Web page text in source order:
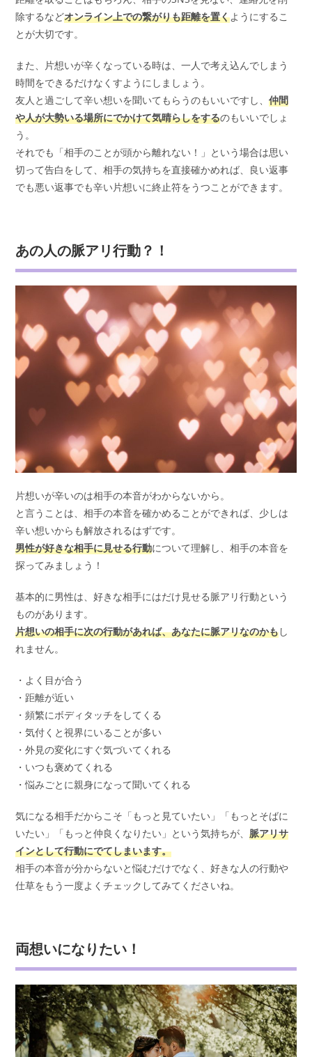
除するなどオンライン上での繋がりも距離を置くようにするこ
とが大切です。
また、片想いが辛くなっている時は、一人で考え込んでしまう
時間をできるだけなくすようにしましょう。
友人と過ごして辛い想いを聞いてもらうのもいいですし、仲間
や人が大勢いる場所にでかけて気晴らしをするのもいいでしょ
う。
それでも「相手のことが頭から離れない！」という場合は思い
切って告白をして、相手の気持ちを直接確かめれば、良い返事
でも悪い返事でも辛い片想いに終止符をうつことができます。
あの人の脈アリ行動？！
片想いが辛いのは相手の本音がわからないから。
と言うことは、相手の本音を確かめることができれば、少しは
辛い想いからも解放されるはずです。
男性が好きな相手に見せる行動について理解し、相手の本音を
探ってみましょう！
基本的に男性は、好きな相手にはだけ見せる脈アリ行動という
ものがあります。
片想いの相手に次の行動があれば、あなたに脈アリなのかもし
れません。
・よく目が合う
・距離が近い
・頻繁にボディタッチをしてくる
・気付くと視界にいることが多い
・外見の変化にすぐ気づいてくれる
・いつも褒めてくれる
・悩みごとに親身になって聞いてくれる
気になる相手だからこそ「もっと見ていたい」「もっとそばに
いたい」「もっと仲良くなりたい」という気持ちが、脈アリサ
インとして行動にでてしまいます。
相手の本音が分からないと悩むだけでなく、好きな人の行動や
仕草をもう一度よくチェックしてみてくださいね。
両想いになりたい！